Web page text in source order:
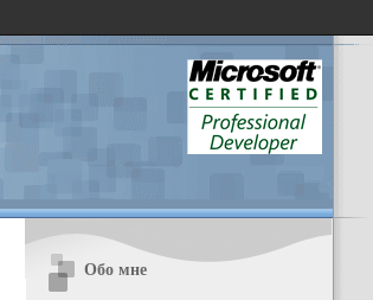
Обо мне